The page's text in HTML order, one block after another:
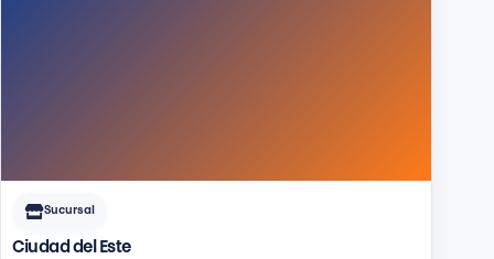
Sucursal
Ciudad del Este